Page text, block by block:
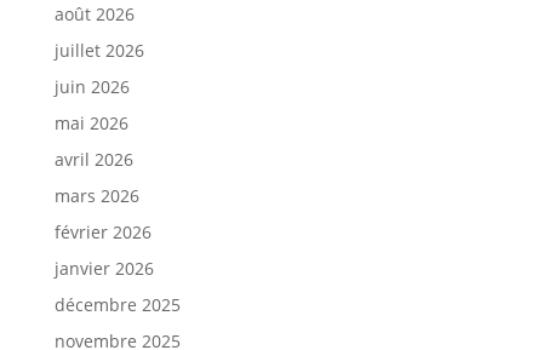
août 2026
juillet 2026
juin 2026
mai 2026
avril 2026
mars 2026
février 2026
janvier 2026
décembre 2025
novembre 2025